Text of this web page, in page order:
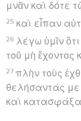
μνᾶν καὶ δότε
25 καὶ εἶπαν
26 λέγω ὑμῖν
τοῦ μὴ ἔχοντος
27 πλὴν τοὺς
θελήσαντάς με
καὶ